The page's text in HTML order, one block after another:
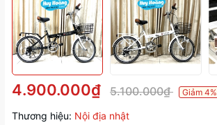
4.900.000₫ 5.100.000₫ Giảm 4%
Thương hiệu: Nội địa nhật